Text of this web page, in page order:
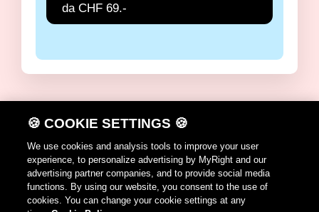
da CHF 69.-
DE FR IT
EN
Avvertenze per l'utilizzazione
Cookie Policy
🍪 COOKIE SETTINGS 🍪
We use cookies and analysis tools to improve your user
experience, to personalize advertising by MyRight and our
advertising partner companies, and to provide social media
functions. By using our website, you consent to the use of
cookies. You can change your cookie settings at any